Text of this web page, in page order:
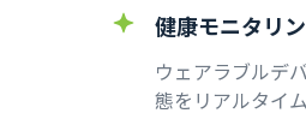
健康モニタリ
ウェアラブルデ
態をリアルタイ